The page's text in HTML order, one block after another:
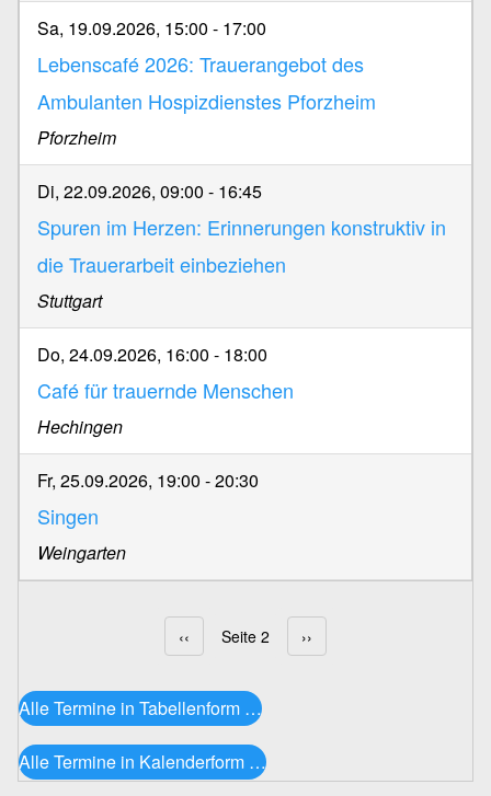
Sa, 19.09.2026, 15:00 - 17:00
Lebenscafé 2026: Trauerangebot des
Ambulanten Hospizdienstes Pforzheim
Pforzheim
Di, 22.09.2026, 09:00 - 16:45
Spuren im Herzen: Erinnerungen konstruktiv in
die Trauerarbeit einbeziehen
Stuttgart
Do, 24.09.2026, 16:00 - 18:00
Café für trauernde Menschen
Hechingen
Fr, 25.09.2026, 19:00 -20:30
Singen
Weingarten
Seitennummerierung
Vorherige Seite
‹‹ Seite 2 Nächste Seite
››
Alle Termine in Tabellenform …
Alle Termine in Kalenderform …